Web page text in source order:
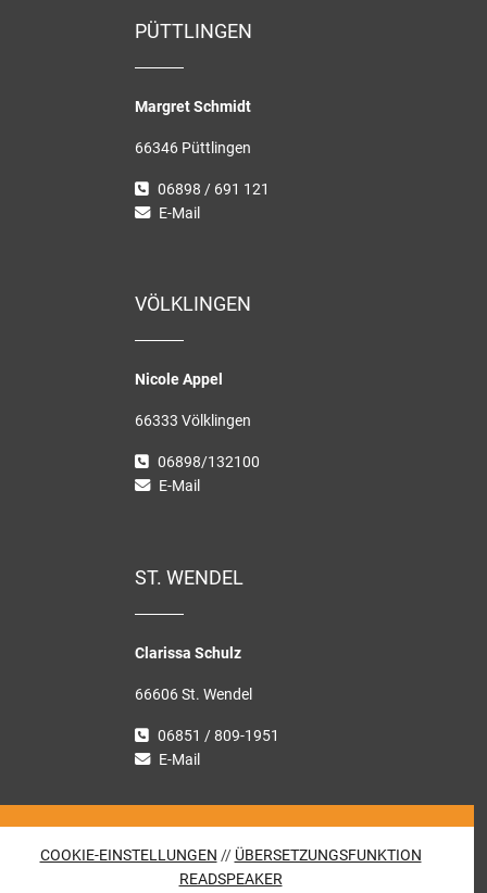
PÜTTLINGEN
Margret Schmidt
66346 Püttlingen
06898 / 691 121
E-Mail
VÖLKLINGEN
Nicole Appel
66333 Völklingen
06898/132100
E-Mail
ST. WENDEL
Clarissa Schulz
66606 St. Wendel
06851 / 809-1951
E-Mail
COOKIE-EINSTELLUNGEN // ÜBERSETZUNGSFUNKTION
READSPEAKER